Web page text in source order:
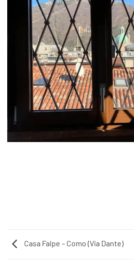
Casa Falpe – Como (Via Dante)